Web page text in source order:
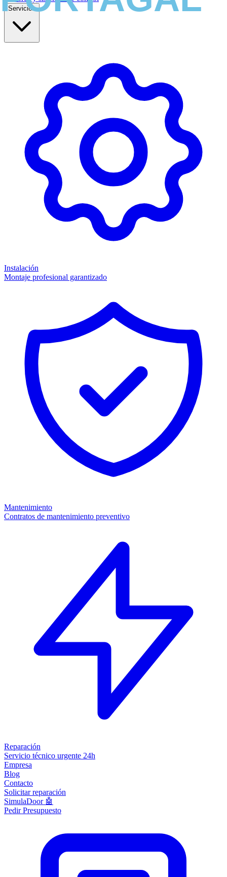
Servicios
Instalación
Montaje profesional garantizado
Mantenimiento
Contratos de mantenimiento preventivo
Reparación
Servicio técnico urgente 24h
Empresa
Blog
Contacto
Solicitar reparación
SimulaDoor 🤖
Pedir Presupuesto